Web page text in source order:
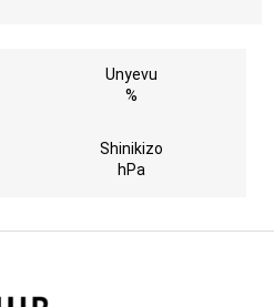
Unyevu
%
Shinikizo
hPa